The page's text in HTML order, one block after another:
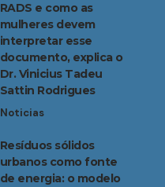
RADS e como as
mulheres devem
interpretar esse
documento, explica o
Dr. Vinicius Tadeu
Sattin Rodrigues
Noticias
Resíduos sólidos
urbanos como fonte
de energia: o modelo